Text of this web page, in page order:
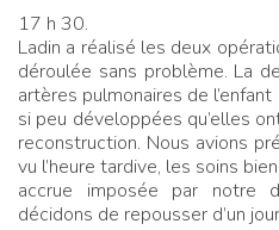
17 h 30.
Ladin a réalisé les deux
déroulée sans problème. La
artères pulmonaires de
si peu développées qu’elles
reconstruction. Nous avions
vu l’heure tardive, les soins
accrue imposée par notre
décidons de repousser d’un